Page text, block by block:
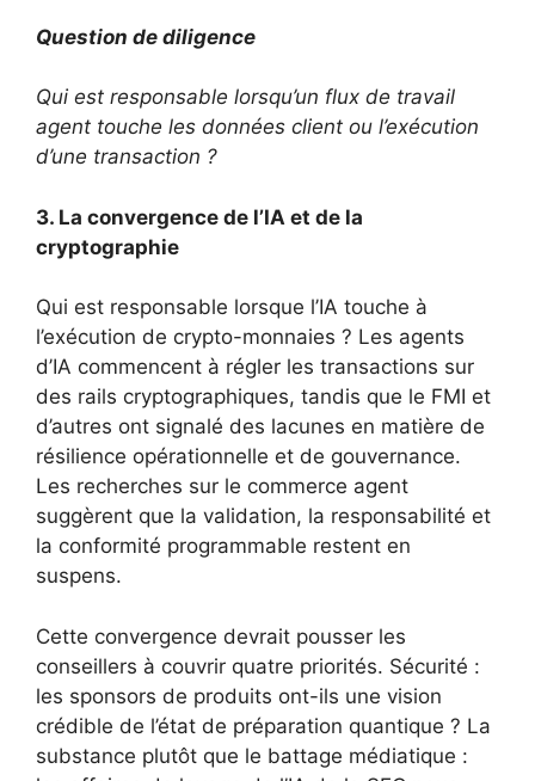
Question de diligence
Qui est responsable lorsqu’un flux de travail
agent touche les données client ou l’exécution
d’une transaction ?
3. La convergence de l’IA et de la
cryptographie
Qui est responsable lorsque l’IA touche à
l’exécution de crypto-monnaies ? Les agents
d’IA commencent à régler les transactions sur
des rails cryptographiques, tandis que le FMI et
d’autres ont signalé des lacunes en matière de
résilience opérationnelle et de gouvernance.
Les recherches sur le commerce agent
suggèrent que la validation, la responsabilité et
la conformité programmable restent en
suspens.
Cette convergence devrait pousser les
conseillers à couvrir quatre priorités. Sécurité :
les sponsors de produits ont-ils une vision
crédible de l’état de préparation quantique ? La
substance plutôt que le battage médiatique :